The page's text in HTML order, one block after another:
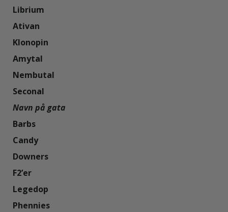
Librium
Ativan
Klonopin
Amytal
Nembutal
Navn på gata
Barbs
Candy
Downers
F2’er
Legedop
Phennies